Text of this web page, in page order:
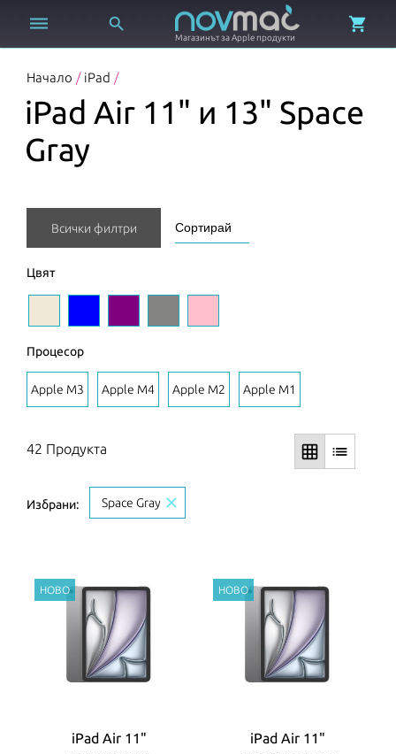
 
Магазинът за Apple продукти

Начало / iPad /
iPad Air 11" и 13" Space
Gray
Всички филтри
Цвят
Процесор
Apple M3 Apple M4 Apple M2 Apple M1
42 Продукта grid_on list
Избрани: Space Gray close
iPad Air 11" iPad Air 11"